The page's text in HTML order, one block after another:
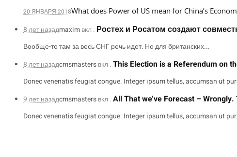
20 ЯНВАРЯ 2018What does Power of US mean for China’s
8 лет назадmaximвкл . Ростех и Росатом создают
Вообще-то там за весь СНГ речь идет. Но для британских...
8 лет назадcmsmastersвкл .This Election is a Referendum on
Donec venenatis feugiat congue. Integer ipsum tellus, accumsan ut
9 лет назадcmsmastersвкл .All That we’ve Forecast –
Donec venenatis feugiat congue. Integer ipsum tellus, accumsan ut